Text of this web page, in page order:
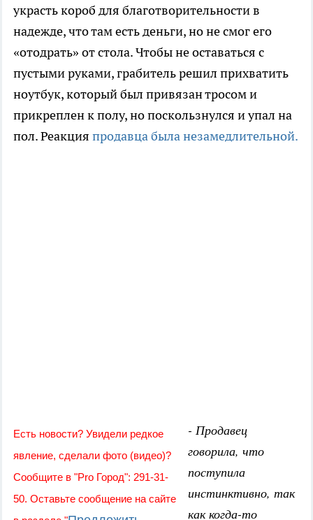
украсть короб для благотворительности в
надежде, что там есть деньги, но не смог его
«отодрать» от стола. Чтобы не оставаться с
пустыми руками, грабитель решил прихватить
ноутбук, который был привязан тросом и
прикреплен к полу, но поскользнулся и упал на
пол. Реакция продавца была незамедлительной.
Есть новости? Увидели редкое
явление, сделали фото (видео)?
Сообщите в "Pro Город": 291-31-
50. Оставьте сообщение на сайте
- Продавец
говорила, что
поступила
инстинктивно, так
как когда-то